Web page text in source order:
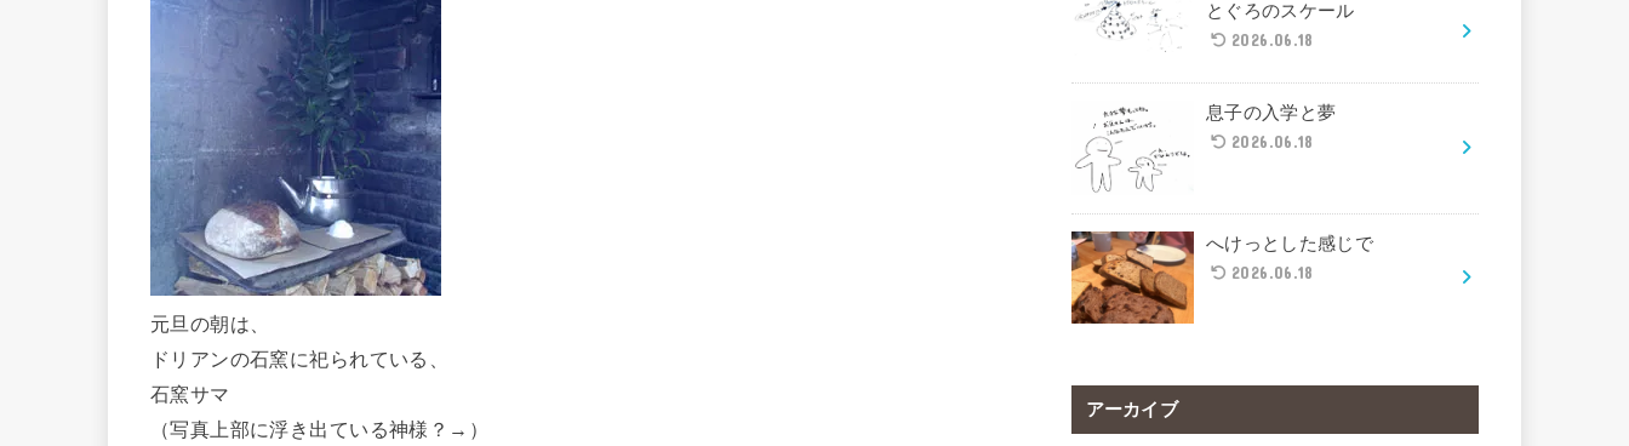
元旦の朝は、
ドリアンの石窯に祀られている、
石窯サマ
（写真上部に浮き出ている神様？→）
とぐろのスケール
2026.06.18
息子の入学と夢
2026.06.18
へけっとした感じで
2026.06.18
アーカイブ